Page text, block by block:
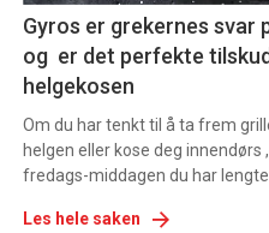
Dagens
rett
2
Gyros er grekernes svar
og er det perfekte
helgekosen
Om du har tenkt til å ta frem
helgen eller kose deg innendørs
fredags-middagen du har
Les hele saken